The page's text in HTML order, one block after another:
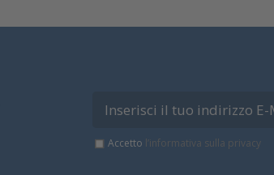
Accetto l’informativa sulla privacy